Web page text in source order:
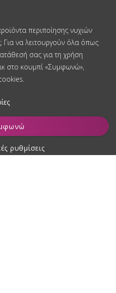
περιποίησης νυχιών
Για να λειτουργούν όλα όπως
σας για τη χρήση
στο κουμπί «Συμφωνώ»,
ρυθμίσεις
καλάθι